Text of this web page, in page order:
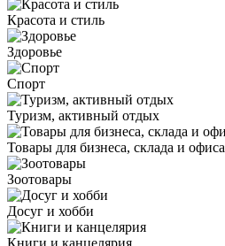
Красота и стиль
Здоровье
Спорт
Туризм, активный отдых
Товары для бизнеса, склада и офиса
Зоотовары
Досуг и хобби
Книги и канцелярия